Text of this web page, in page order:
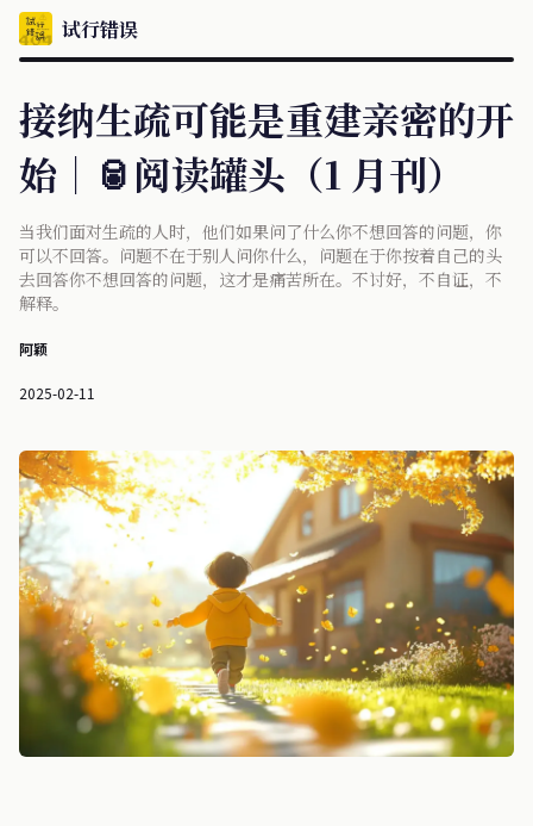
试行错误
接纳生疏可能是重建亲密的开
始｜🥫阅读罐头（1 月刊）
当我们面对生疏的人时，他们如果问了什么你不想回答的问题，你
可以不回答。问题不在于别人问你什么，问题在于你按着自己的头
去回答你不想回答的问题，这才是痛苦所在。不讨好，不自证，不
解释。
阿颖
2025-02-11